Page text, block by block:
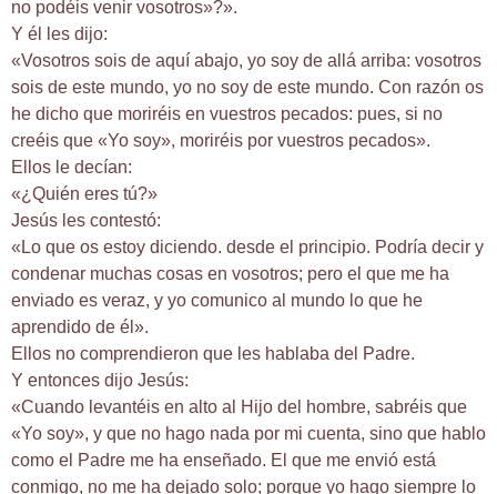
no podéis venir vosotros»?».
Y él les dijo:
«Vosotros sois de aquí abajo, yo soy de allá arriba: vosotros
sois de este mundo, yo no soy de este mundo. Con razón os
he dicho que moriréis en vuestros pecados: pues, si no
creéis que «Yo soy», moriréis por vuestros pecados».
Ellos le decían:
«¿Quién eres tú?»
Jesús les contestó:
«Lo que os estoy diciendo. desde el principio. Podría decir y
condenar muchas cosas en vosotros; pero el que me ha
enviado es veraz, y yo comunico al mundo lo que he
aprendido de él».
Ellos no comprendieron que les hablaba del Padre.
Y entonces dijo Jesús:
«Cuando levantéis en alto al Hijo del hombre, sabréis que
«Yo soy», y que no hago nada por mi cuenta, sino que hablo
como el Padre me ha enseñado. El que me envió está
conmigo, no me ha dejado solo; porque yo hago siempre lo